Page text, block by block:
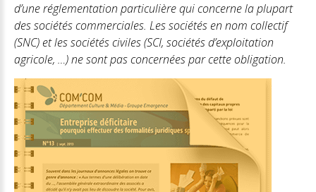
d’une réglementation particulière qui concerne la plupart
des sociétés commerciales. Les sociétés en nom collectif
(SNC) et les sociétés civiles (SCI, sociétés d’exploitation
agricole, …) ne sont pas concernées par cette obligation.